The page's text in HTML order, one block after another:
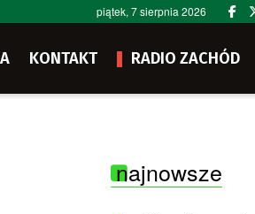
piątek, 7 sierpnia 2026
KONTAKT RADIO ZACHÓD
najnowsze